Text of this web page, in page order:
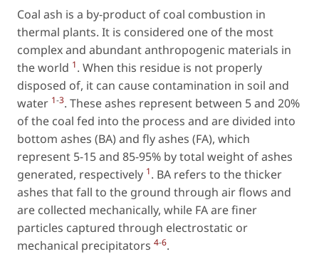
Coal ash is a by-product of coal combustion in
thermal plants. It is considered one of the most
complex and abundant anthropogenic materials in
the world 1. When this residue is not properly
disposed of, it can cause contamination in soil and
water 1-3. These ashes represent between 5 and 20%
of the coal fed into the process and are divided into
bottom ashes (BA) and fly ashes (FA), which
represent 5-15 and 85-95% by total weight of ashes
generated, respectively 1. BA refers to the thicker
ashes that fall to the ground through air flows and
are collected mechanically, while FA are finer
particles captured through electrostatic or
mechanical precipitators 4-6.